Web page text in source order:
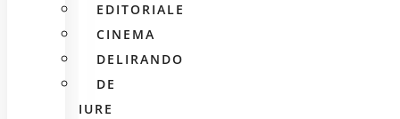
EDITORIALE
CINEMA
DELIRANDO
DE
IURE